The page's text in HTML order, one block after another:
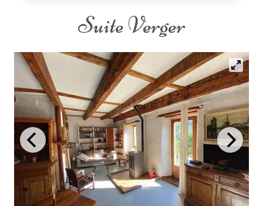
Suite Verger